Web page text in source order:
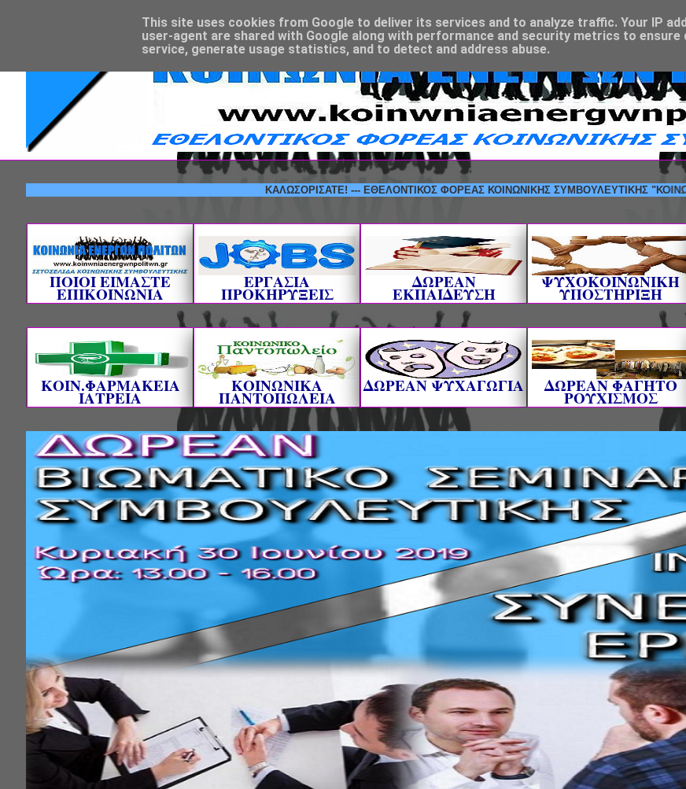
ΚΑΛΩΣΟΡΙΣΑΤΕ! --- ΕΘΕΛΟΝΤΙΚΟΣ ΦΟΡΕΑΣ ΚΟΙΝΩΝΙΚΗΣ ΣΥΜΒΟΥΛΕΥΤΙΚΗΣ "ΚΟΙΝΩΝΙΑ
ΠΟΙΟΙ ΕΙΜΑΣΤΕ
ΕΠΙΚΟΙΝΩΝΙΑ
ΕΡΓΑΣΙΑ
ΠΡΟΚΗΡΥΞΕΙΣ
ΔΩΡΕΑΝ
ΕΚΠΑΙΔΕΥΣΗ
ΨΥΧΟΚΟΙΝΩΝΙΚΗ
ΥΠΟΣΤΗΡΙΞΗ
ΚΟΙΝ.ΦΑΡΜΑΚΕΙΑ
ΙΑΤΡΕΙΑ
ΚΟΙΝΩΝΙΚΑ
ΠΑΝΤΟΠΩΛΕΙΑ
ΔΩΡΕΑΝ ΨΥΧΑΓΩΓΙΑ ΔΩΡΕΑΝ ΦΑΓΗΤΟ
ΡΟΥΧΙΣΜΟΣ
This site uses cookies from Google to deliver its services and to analyze traffic. Your IP
user-agent are shared with Google along with performance and security metrics to ensure
service, generate usage statistics, and to detect and address abuse.